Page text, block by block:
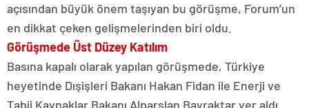
açısından büyük önem taşıyan bu görüşme, Forum’un
en dikkat çeken gelişmelerinden biri oldu.
Görüşmede Üst Düzey Katılım
Basına kapalı olarak yapılan görüşmede, Türkiye
heyetinde Dışişleri Bakanı Hakan Fidan ile Enerji ve
Tabii Kaynaklar Bakanı Alparslan Bayraktar yer aldı.